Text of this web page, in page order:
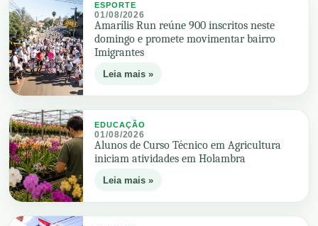
ESPORTE
01/08/2026
Amarílis Run reúne 900 inscritos neste
domingo e promete movimentar bairro
Imigrantes
Leia mais »
EDUCAÇÃO
01/08/2026
Alunos de Curso Técnico em Agricultura
iniciam atividades em Holambra
Leia mais »